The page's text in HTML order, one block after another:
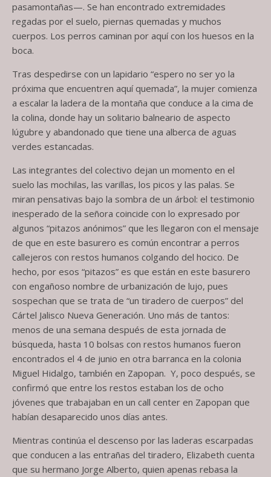
pasamontañas—. Se han encontrado extremidades
regadas por el suelo, piernas quemadas y muchos
cuerpos. Los perros caminan por aquí con los huesos en la
boca.
Tras despedirse con un lapidario “espero no ser yo la
próxima que encuentren aquí quemada”, la mujer comienza
a escalar la ladera de la montaña que conduce a la cima de
la colina, donde hay un solitario balneario de aspecto
lúgubre y abandonado que tiene una alberca de aguas
verdes estancadas.
Las integrantes del colectivo dejan un momento en el
suelo las mochilas, las varillas, los picos y las palas. Se
miran pensativas bajo la sombra de un árbol: el testimonio
inesperado de la señora coincide con lo expresado por
algunos “pitazos anónimos” que les llegaron con el mensaje
de que en este basurero es común encontrar a perros
callejeros con restos humanos colgando del hocico. De
hecho, por esos “pitazos” es que están en este basurero
con engañoso nombre de urbanización de lujo, pues
sospechan que se trata de “un tiradero de cuerpos” del
Cártel Jalisco Nueva Generación. Uno más de tantos:
menos de una semana después de esta jornada de
búsqueda, hasta 10 bolsas con restos humanos fueron
encontrados el 4 de junio en otra barranca en la colonia
Miguel Hidalgo, también en Zapopan. Y, poco después, se
confirmó que entre los restos estaban los de ocho
jóvenes que trabajaban en un call center en Zapopan que
habían desaparecido unos días antes.
Mientras continúa el descenso por las laderas escarpadas
que conducen a las entrañas del tiradero, Elizabeth cuenta
que su hermano Jorge Alberto, quien apenas rebasa la